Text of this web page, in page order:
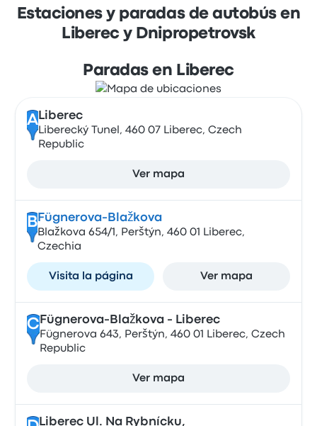
Estaciones y paradas de autobús en
Liberec y Dnipropetrovsk
Paradas en Liberec
A Liberec
Liberecký Tunel, 460 07 Liberec, Czech
Republic
Ver mapa
B Fügnerova-Blažkova
Blažkova 654/1, Perštýn, 460 01 Liberec,
Czechia
Visita la página Ver mapa
CFügnerova-Blažkova - Liberec
Fügnerova 643, Perštýn, 460 01 Liberec, Czech
Republic
Ver mapa
Liberec Ul. Na Rybnícku,